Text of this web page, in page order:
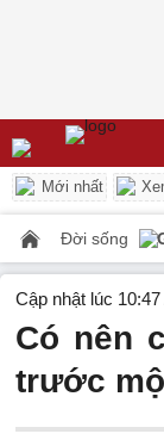
Mới nhất
Đời sống
Cập nhật lúc
Có nên
trước